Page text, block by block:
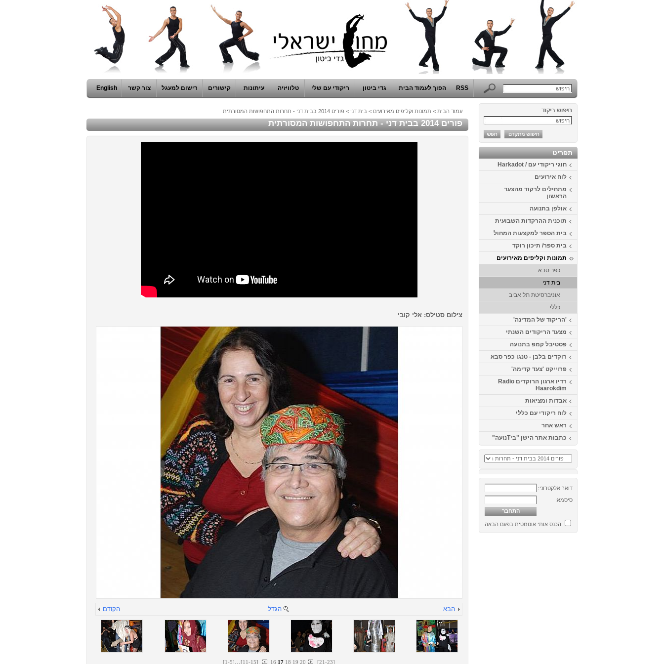
RSS הפוך לעמוד הבית גדי ביטון ריקודי עם שלי טלוויזיה עיתונות קישורים רישום למעגל צור קשר English
תפריט
חוגי ריקודי עם / Harkadot
לוח אירועים
מתחילים לרקוד מהצעד
הראשון
אולפן בתנועה
תוכנית ההרקדות השבועית
בית הספר למקצעות המחול
בית ספר/ תיכון רוקד
תמונות וקליפים מאירועים
כפר סבא
בית דני
אוניברסיטת תל אביב
כללי
'הריקוד של המדינה'
מצעד הריקודים השנתי
פסטיבל קמפ בתנועה
רוקדים בלבן - טנגו כפר סבא
פרוייקט 'צעד קדימה'
רדיו ארגון הרוקדים Radio
Haarokdim
אבדות ומציאות
לוח ריקודי עם כללי
ראש אחר
כתבות אתר הישן "ביTנועה"
דואר אלקטרוני:
סיסמא:
הכנס אותי אוטמטית בפעם הבאה
עמוד הבית > תמונות וקליפים מאירועים > בית דני > פורים 2014 בבית דני - תחרות התחפושות המסורתית
פורים 2014 בבית דני - תחרות התחפושות המסורתית
צילום סטילס: אלי קובי
הקודם הגדל הבא
[1-5]...[11-15] 16 17 18 19 20 [21-23]